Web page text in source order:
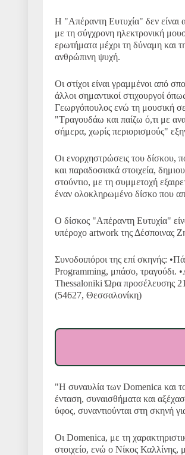
Η "Απέραντη Ευτυχία" δεν είναι
με τη σύγχρονη ηλεκτρονική
ερωτήματα μέχρι τη δύναμη και
ανθρώπινη ψυχή.
Οι στίχοι είναι γραμμένοι από
άλλοι σημαντικοί στιχουργοί
Γεωργόπουλος ενώ τη μουσική
"Τραγουδάω και παίζω ό,τι με
σήμερα, χωρίς περιορισμούς"
Οι ενορχηστρώσεις του δίσκου,
και παραδοσιακά στοιχεία,
στούντιο, με τη συμμετοχή
έναν ολοκληρωμένο δίσκο που
Ο δίσκος "Απέραντη Ευτυχία"
υπέροχο artwork της Δέσποινας
Συνοδοιπόροι της επί σκηνής:
Programming, μπάσο, τραγούδι.
Thessaloniki Ώρα προσέλευσης
(54627, Θεσσαλονίκη)
"Η συναυλία των Domenica και
ένταση, συναισθήματα και
ύφος, συναντιούνται στη σκηνή
Οι Domenica, με τη
στοιχείο, ενώ ο Νίκος Καλλίνης,